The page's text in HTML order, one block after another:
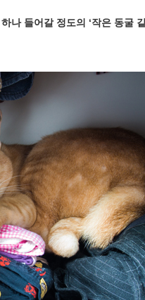
나 들어갈 정도의 ‘작은 동굴